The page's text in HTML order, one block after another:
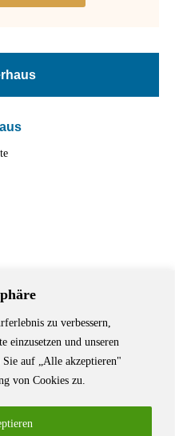
zu verbessern,
einzusetzen und unseren
Sie auf „Alle akzeptieren"
von Cookies zu.
Treffpunkt für Autorinnen und
ein Veranstaltungsort für